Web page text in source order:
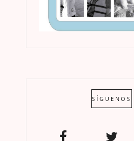
SÍGUENOS